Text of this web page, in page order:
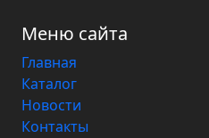
Меню сайта
Главная
Каталог
Новости
Контакты